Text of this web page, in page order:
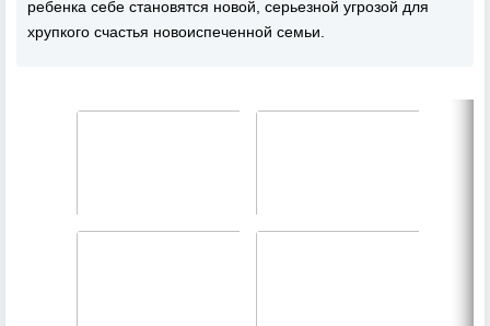
ребенка себе становятся новой, серьезной угрозой для
хрупкого счастья новоиспеченной семьи.